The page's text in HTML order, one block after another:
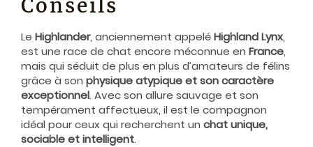
Conseils
Le Highlander, anciennement appeléHighland Lynx,
est une race de chat encore méconnue en France,
mais qui séduit de plus en plus d’amateurs de félins
grâce à son physique atypique et son caractère
exceptionnel. Avec son allure sauvage et son
tempérament affectueux, il est le compagnon
idéal pour ceux qui recherchent un chat unique,
sociable et intelligent.